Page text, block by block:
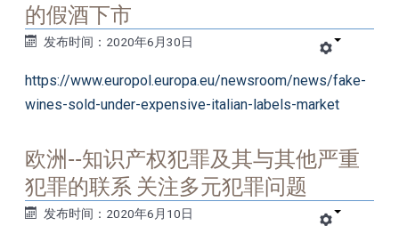
的假酒下市
发布时间：2020年6月30日
https://www.europol.europa.eu/newsroom/news/fake-
wines-sold-under-expensive-italian-labels-market
欧洲--知识产权犯罪及其与其他严重
犯罪的联系 关注多元犯罪问题
发布时间：2020年6月10日